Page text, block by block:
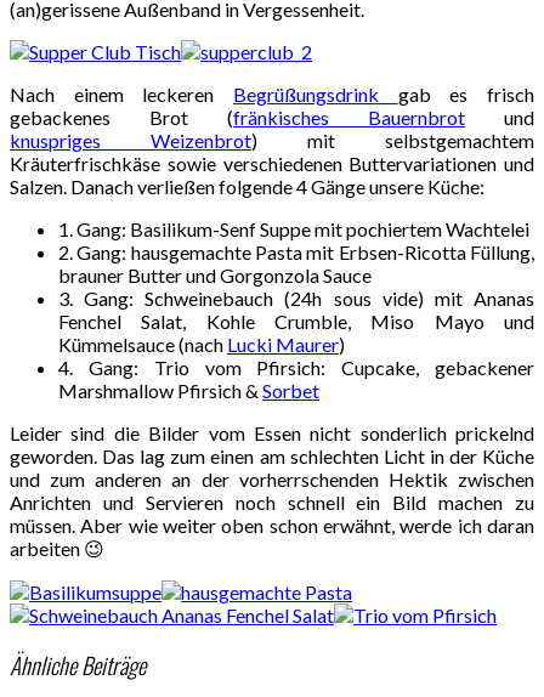
(an)gerissene Außenband in Vergessenheit.
Nach einem leckeren Begrüßungsdrink gab es frisch
gebackenes Brot (fränkisches Bauernbrot und
knuspriges Weizenbrot) mit selbstgemachtem
Kräuterfrischkäse sowie verschiedenen Buttervariationen und
Salzen. Danach verließen folgende 4 Gänge unsere Küche:
1. Gang: Basilikum-Senf Suppe mit pochiertem Wachtelei
2. Gang: hausgemachte Pasta mit Erbsen-Ricotta Füllung,
brauner Butter und Gorgonzola Sauce
3. Gang: Schweinebauch (24h sous vide) mit Ananas
Fenchel Salat, Kohle Crumble, Miso Mayo und
Kümmelsauce (nach Lucki Maurer)
4. Gang: Trio vom Pfirsich: Cupcake, gebackener
Marshmallow Pfirsich & Sorbet
Leider sind die Bilder vom Essen nicht sonderlich prickelnd
geworden. Das lag zum einen am schlechten Licht in der Küche
und zum anderen an der vorherrschenden Hektik zwischen
Anrichten und Servieren noch schnell ein Bild machen zu
müssen. Aber wie weiter oben schon erwähnt, werde ich daran
arbeiten 😉
Ähnliche Beiträge